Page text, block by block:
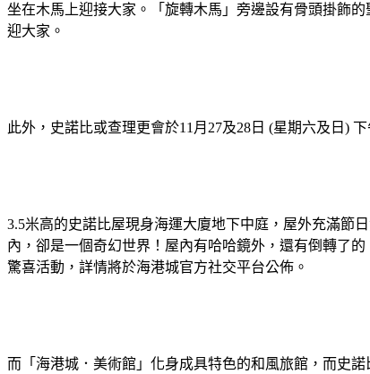
坐在木馬上迎接大家。「旋轉木馬」旁邊設有骨頭掛飾
迎大家。
此外，史諾比或查理更會於11月27及28日 (星期六及日)
3.5米高的史諾比屋現身海運大廈地下中庭，屋外充滿節
內，卻是一個奇幻世界！屋內有哈哈鏡外，還有倒轉了
驚喜活動，詳情將於海港城官方社交平台公佈。
而「海港城．美術館」化身成具特色的和風旅館，而史